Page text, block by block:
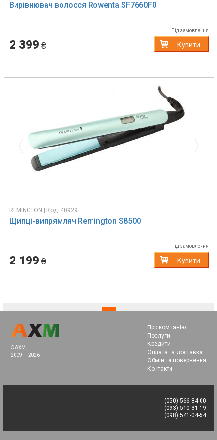
Вирівнювач волосся Rowenta SF7660F0
Під замовлення
2 399 ₴ Купити
REMINGTON | Код: 40929
Щипці-випрямляч Remington S8500
Під замовлення
2 199 ₴ Купити
1(current)
© AXM
2009 — 2026
Про компанію
Послуги
Кредити
Оплата та доставка
Обмін та повернення
Контакти
(050) 566-84-00
(093) 510-31-19
(098) 541-04-54